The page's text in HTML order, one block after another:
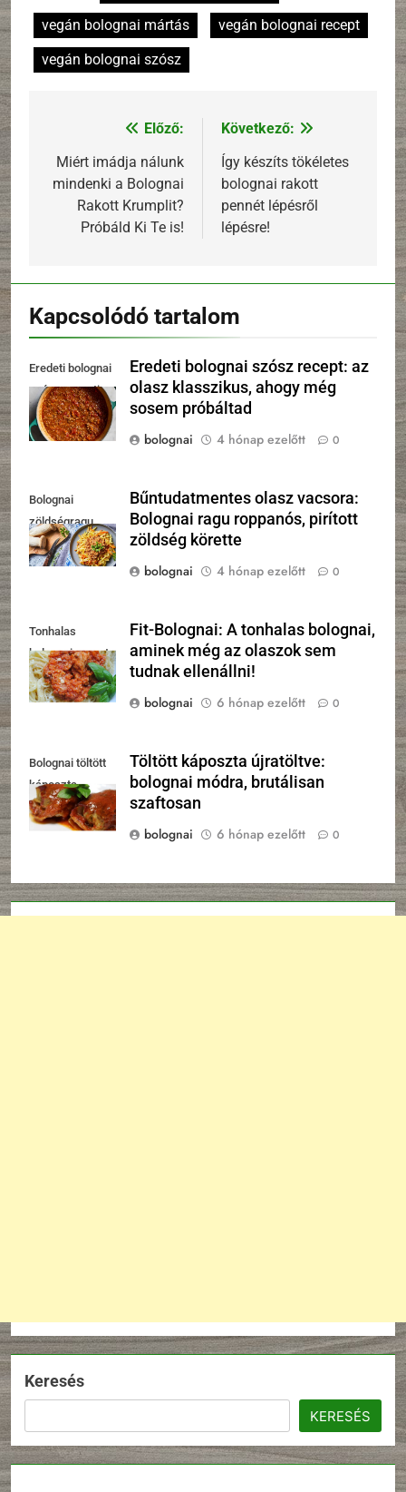
vegán bolognai mártás
vegán bolognai recept
vegán bolognai szósz
Bejegyzés
navigáció
Előző:
Miért imádja nálunk
mindenki a Bolognai
Rakott Krumplit?
Próbáld Ki Te is!
Következő:
Így készíts tökéletes
bolognai rakott
pennét lépésről
lépésre!
Kapcsolódó tartalom
Eredeti bolognai
szósz receptje
Eredeti bolognai szósz recept: az
olasz klasszikus, ahogy még
sosem próbáltad
bolognai
4 hónap ezelőtt 0
Bolognai
zöldségragu
Bűntudatmentes olasz vacsora:
Bolognai ragu roppanós, pirított
zöldség körette
bolognai
4 hónap ezelőtt 0
Tonhalas
bolognai recept
Fit-Bolognai: A tonhalas bolognai,
aminek még az olaszok sem
tudnak ellenállni!
bolognai
6 hónap ezelőtt 0
Bolognai töltött
káposzta
Töltött káposzta újratöltve:
bolognai módra, brutálisan
szaftosan
bolognai
6 hónap ezelőtt 0
Keresés
KERESÉS